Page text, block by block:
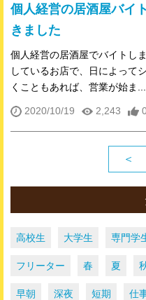
個人経営の居酒屋バイ
きました
個人経営の居酒屋でバイトし
しているお店で、日によって
くこともあれば、営業が始ま...
2020/10/19 2,243
＜
高校生 大学生 専門学
フリーター 春 夏
早朝 深夜 短期 仕